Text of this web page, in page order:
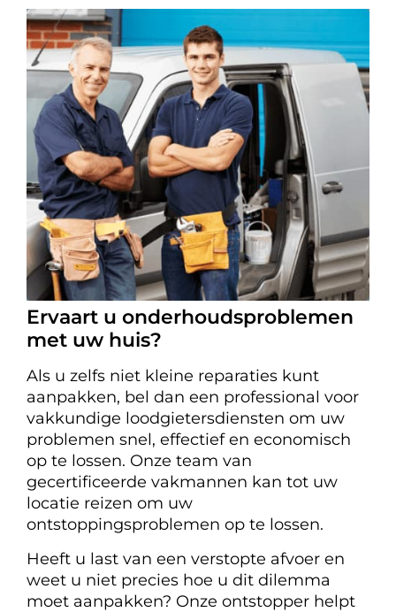
Ervaart u onderhoudsproblemen
met uw huis?
Als u zelfs niet kleine reparaties kunt
aanpakken, bel dan een professional voor
vakkundige loodgietersdiensten om uw
problemen snel, effectief en economisch
op te lossen. Onze team van
gecertificeerde vakmannen kan tot uw
locatie reizen om uw
ontstoppingsproblemen op te lossen.
Heeft u last van een verstopte afvoer en
weet u niet precies hoe u dit dilemma
moet aanpakken? Onze ontstopper helpt